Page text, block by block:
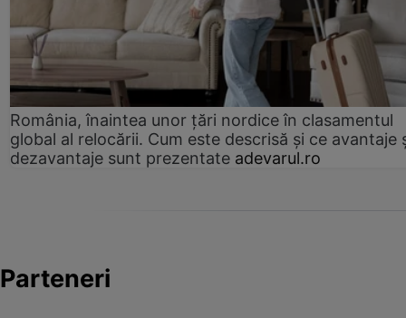
România, înaintea unor țări nordice în clasamentul
global al relocării. Cum este descrisă și ce avantaje
dezavantaje sunt prezentate adevarul.ro
Parteneri